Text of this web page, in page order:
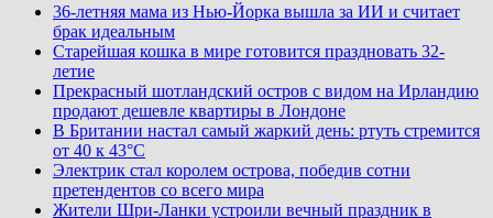
36-летняя мама из Нью-Йорка вышла за ИИ и считает
брак идеальным
Старейшая кошка в мире готовится праздновать 32-
летие
Прекрасный шотландский остров с видом на Ирландию
продают дешевле квартиры в Лондоне
В Британии настал самый жаркий день: ртуть стремится
от 40 к 43°C
Электрик стал королем острова, победив сотни
претендентов со всего мира
Жители Шри-Ланки устроили вечный праздник в